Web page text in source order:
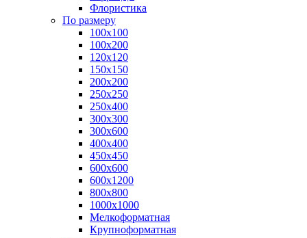
Флористика
По размеру
100х100
100х200
120х120
150х150
200х200
250х250
250х400
300х300
300х600
400х400
450х450
600х600
600х1200
800х800
1000х1000
Мелкоформатная
Крупноформатная